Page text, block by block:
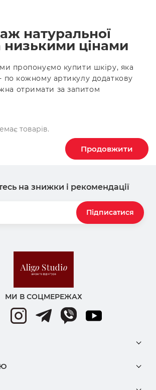
натуральної
низькими цінами
ми пропонуємо купити шкіру, яка
по кожному артикулу додаткову
отримати за запитом
товарів.
Продовжити
на знижки і рекомендації
Підписатися
МИ В СОЦМЕРЕЖАХ